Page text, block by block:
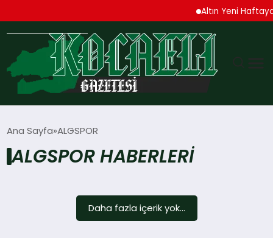
Altın Yeni
TEKNOLOJI
Ana Sayfa ALGSPOR
ALGSPOR HABERLERI
Daha fazla içerik yok...